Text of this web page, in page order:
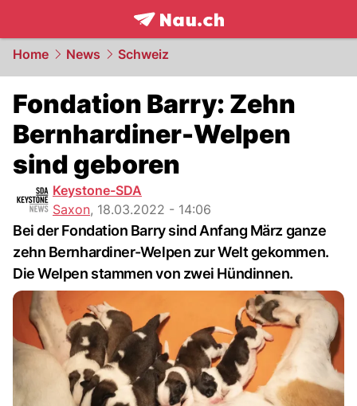
frontpage.NAU.ch
Home News Schweiz
Fondation Barry: Zehn
Bernhardiner-Welpen
sind geboren
Keystone-SDA
Saxon, 18.03.2022 - 14:06
Bei der Fondation Barry sind Anfang März ganze
zehn Bernhardiner-Welpen zur Welt gekommen.
Die Welpen stammen von zwei Hündinnen.